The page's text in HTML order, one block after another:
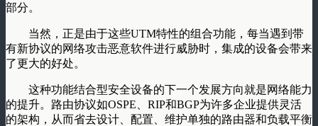
部分。
当然，正是由于这些UTM特性的组合功能，每当遇到带
有新协议的网络攻击恶意软件进行威胁时，集成的设备会带来
了更大的好处。
这种功能结合型安全设备的下一个发展方向就是网络能力
的提升。路由协议如OSPE、RIP和BGP为许多企业提供灵活
的架构，从而省去设计、配置、维护单独的路由器和负载平衡